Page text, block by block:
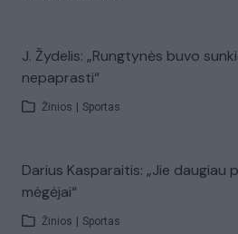
J. Žydelis: „Rungtynės buvo
nepaprasti“
Žinios Sportas
Darius Kasparaitis: „Jie daugiau
mėgėjai“
Žinios Sportas